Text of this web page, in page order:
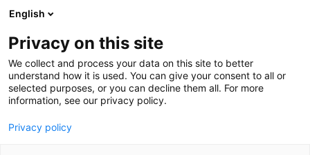
Siirry
sisältöön
English
Privacy on this site
We collect and process your data on this site to better
understand how it is used. You can give your consent to all or
selected purposes, or you can decline them all. For more
information, see our privacy policy.
Privacy policy